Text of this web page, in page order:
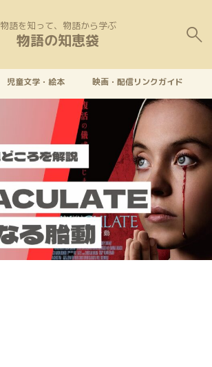
物語を知って、物語から学ぶ
物語の知恵袋
児童文学・絵本 映画・配信リンクガイド